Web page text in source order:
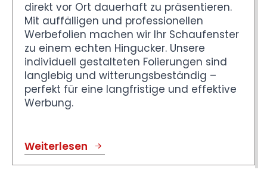
direkt vor Ort dauerhaft zu präsentieren.
Mit auffälligen und professionellen
Werbefolien machen wir Ihr Schaufenster
zu einem echten Hingucker. Unsere
individuell gestalteten Folierungen sind
langlebig und witterungsbeständig –
perfekt für eine langfristige und effektive
Werbung.
Weiterlesen